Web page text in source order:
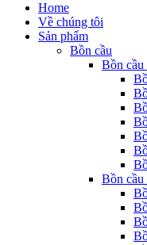
Home
Về chúng tôi
Sản phẩm
Bồn cầu
Bồn cầu
Bồn cầu